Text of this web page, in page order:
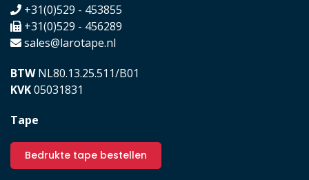
+31(0)529 - 453855
+31(0)529 - 456289
sales@larotape.nl
BTWNL80.13.25.511/B01
KVK05031831
Tape
Bedrukte tape bestellen